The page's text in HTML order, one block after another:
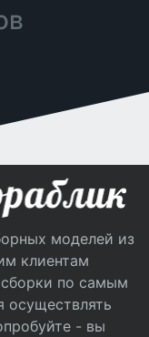
моделей из
клиентам
по самым
осуществлять
- вы